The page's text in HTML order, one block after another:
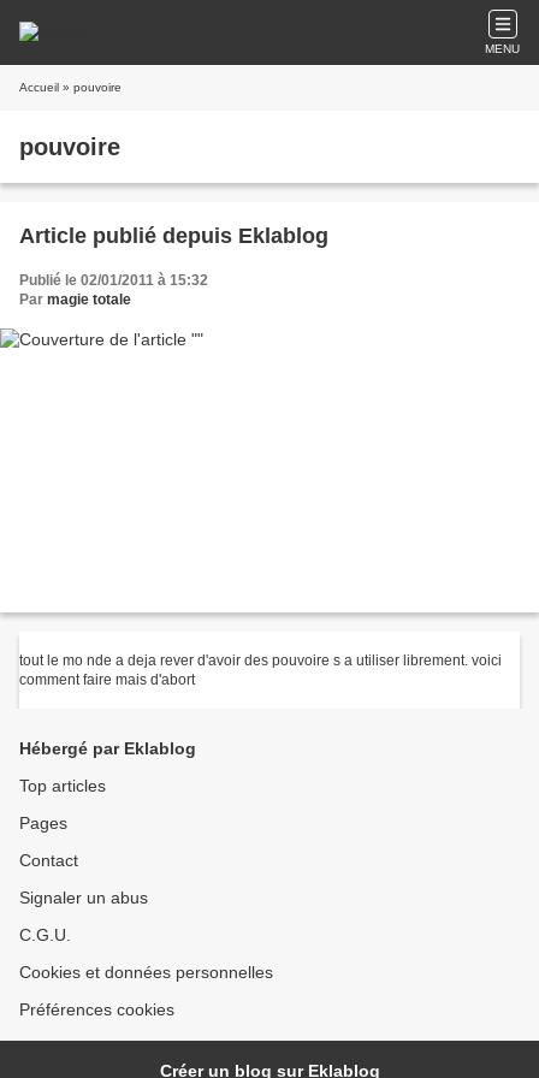
MENU
Accueil » pouvoire
pouvoire
Article publié depuis Eklablog
Publié le 02/01/2011 à 15:32
Par magie totale
tout le mo nde a deja rever d'avoir des pouvoire s a utiliser librement. voici
comment faire mais d'abort
Hébergé par Eklablog
Top articles
Pages
Contact
Signaler un abus
C.G.U.
Cookies et données personnelles
Préférences cookies
Créer un blog sur Eklablog